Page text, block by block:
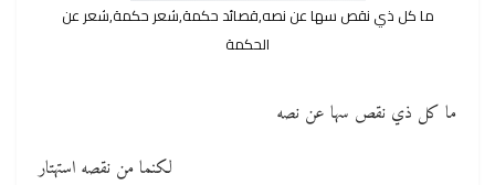
ما كل ذي نقص سها عن نصه,قصائد حكمة,شعر حكمة,شعر عن
الحكمة
ما كل ذي نقص سها عن نصه
لكنما من نقصه استهتار